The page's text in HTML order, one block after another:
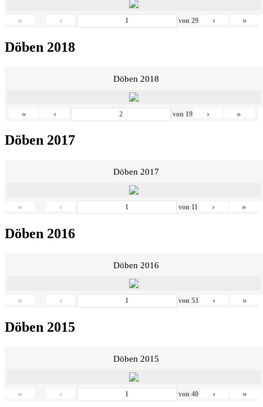
« ‹ von 29 › »
Döben 2018
Döben 2018
« ‹ von 19 › »
Döben 2017
Döben 2017
« ‹ von 11 › »
Döben 2016
Döben 2016
« ‹ von 53 › »
Döben 2015
Döben 2015
« ‹ von 40 › »